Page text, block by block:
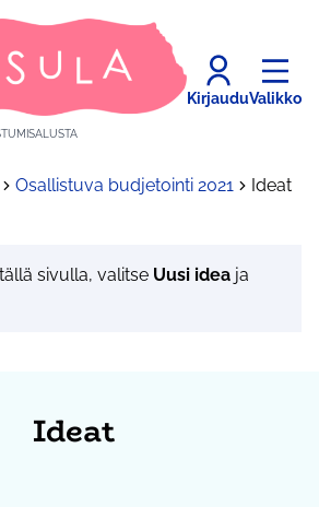
KirjauduValikko
Osallistuva budjetointi 2021 Ideat
sivulla, valitse Uusi idea ja
Ideat